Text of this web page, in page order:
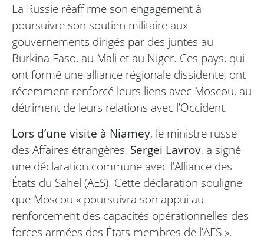
La Russie réaffirme son engagement à
poursuivre son soutien militaire aux
gouvernements dirigés par des juntes au
Burkina Faso, au Mali et au Niger. Ces pays, qui
ont formé une alliance régionale dissidente, ont
récemment renforcé leurs liens avec Moscou, au
détriment de leurs relations avec l’Occident.
Lors d’une visite à Niamey, le ministre russe
des Affaires étrangères, Sergei Lavrov, a signé
une déclaration commune avec l’Alliance des
États du Sahel (AES). Cette déclaration souligne
que Moscou « poursuivra son appui au
renforcement des capacités opérationnelles des
forces armées des États membres de l’AES ».